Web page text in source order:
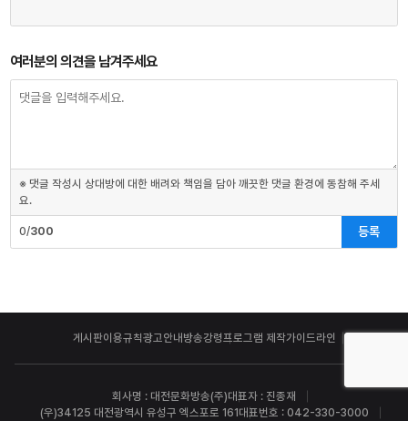
여러분의 의견을 남겨주세요
※ 댓글 작성시 상대방에 대한 배려와 책임을 담아 깨끗한 댓글 환경에 동참해 주세
요.
0/300 등록
게시판이용규칙광고안내방송강령프로그램 제작가이드라인
회사명 : 대전문화방송(주)대표자 : 진종재
(우)34125 대전광역시 유성구 엑스포로 161대표번호 : 042-330-3000